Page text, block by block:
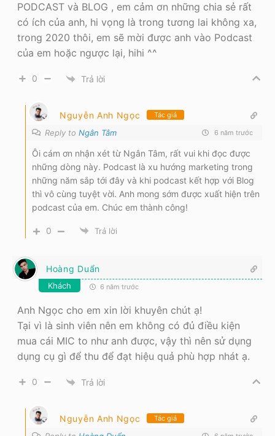
PODCAST và BLOG , em cảm ơn những chia sẻ rất
có ích của anh, hi vọng là trong tương lai không xa,
trong 2020 thôi, em sẽ mời được anh vào Podcast
của em hoặc ngược lại, hihi ^^
0 Trả lời
Nguyễn Anh Ngọc Tác giả
Reply to Ngân Tâm 6 năm trước
Ôi cám ơn nhận xét từ Ngân Tâm, rất vui khi đọc được
những dòng này. Podcast là xu hướng marketing trong
những năm sắp tới đây và khi podcast kết hợp với Blog
thì vô cùng tuyệt vời. Anh mong sớm được xuất hiện trên
podcast của em. Chúc em thành công!
0 Trả lời
Hoàng Duẩn
Khách 6 năm trước
Anh Ngọc cho em xin lời khuyên chút ạ!
Tại vì là sinh viên nên em không có đủ điều kiện
mua cái MIC to như anh được, vậy thì nên sử dụng
dụng cụ gì để thu để đạt hiệu quả phù hợp nhát ạ.
0 Trả lời
Nguyễn Anh Ngọc Tác giả